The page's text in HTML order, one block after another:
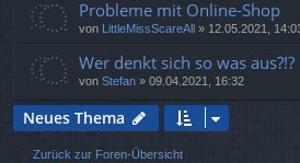
Probleme mit Online-Shop
von LittleMissScareAll » 12.05.2021,
Wer denkt sich so was aus?!?
von Stefan » 09.04.2021, 16:32
Neues Thema
Zurück zur Foren-Übersicht